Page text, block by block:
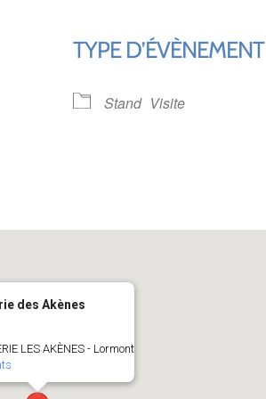
TYPE D’ÉVÈNEMENT
Stand Visite
des Akènes
LES AKÈNES - Lormont